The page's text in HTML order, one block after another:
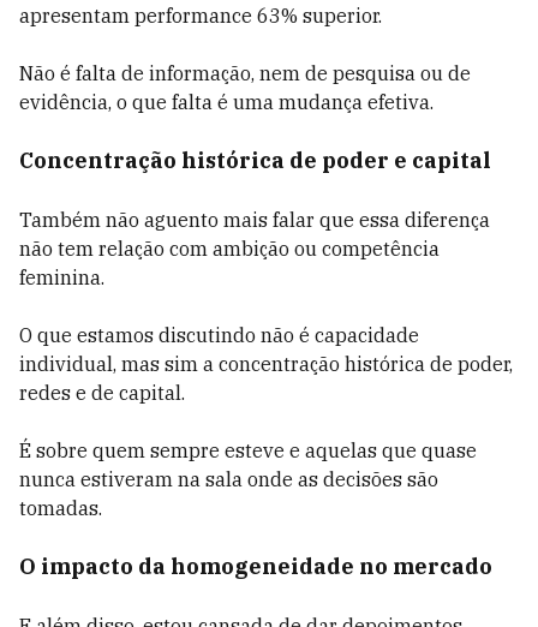
apresentam performance 63% superior.
Não é falta de informação, nem de pesquisa ou de
evidência, o que falta é uma mudança efetiva.
Concentração histórica de poder e capital
Também não aguento mais falar que essa diferença
não tem relação com ambição ou competência
feminina.
O que estamos discutindo não é capacidade
individual, mas sim a concentração histórica de poder,
redes e de capital.
É sobre quem sempre esteve e aquelas que quase
nunca estiveram na sala onde as decisões são
tomadas.
O impacto da homogeneidade no mercado